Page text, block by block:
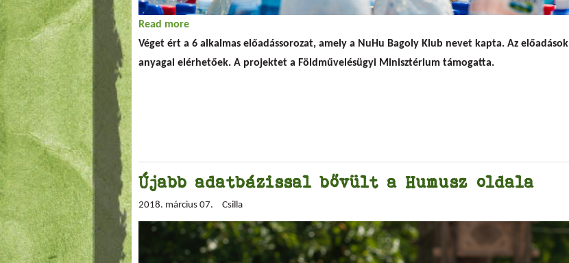
Read more
Véget ért a 6 alkalmas előadássorozat, amely a NuHu Bagoly Klub nevet kapta. Az előadások
anyagai elérhetőek. A projektet a Földművelésügyi Minisztérium támogatta.
Újabb adatbázissal bővült a Humusz oldala
2018. március 07. Csilla